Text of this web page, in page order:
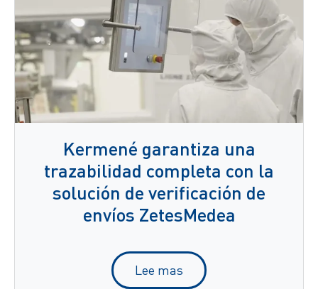
Kermené garantiza una
trazabilidad completa con la
solución de verificación de
envíos ZetesMedea
Lee mas